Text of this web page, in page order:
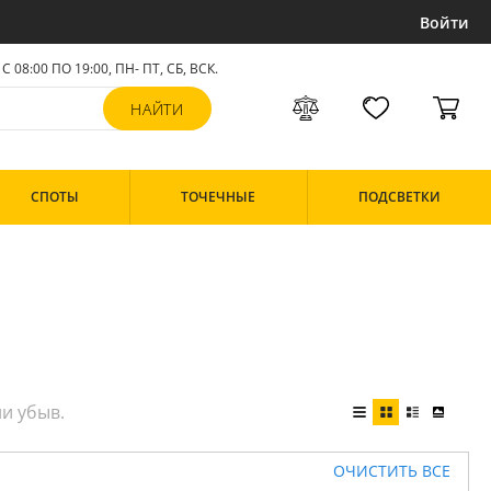
Войти
С 08:00 ПО 19:00, ПН- ПТ, СБ, ВСК.
СПОТЫ ТОЧЕЧНЫЕ ПОДСВЕТКИ
ОЧИСТИТЬ ВСЕ